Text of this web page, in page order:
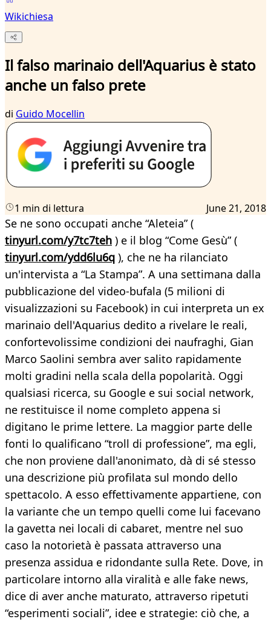
Wikichiesa
Il falso marinaio dell'Aquarius è stato
anche un falso prete
di Guido Mocellin
1 min di lettura June 21, 2018
Se ne sono occupati anche “Aleteia” (
tinyurl.com/y7tc7teh ) e il blog “Come Gesù” (
tinyurl.com/ydd6lu6q ), che ne ha rilanciato
un'intervista a “La Stampa”. A una settimana dalla
pubblicazione del video-bufala (5 milioni di
visualizzazioni su Facebook) in cui interpreta un ex
marinaio dell'Aquarius dedito a rivelare le reali,
confortevolissime condizioni dei naufraghi, Gian
Marco Saolini sembra aver salito rapidamente
molti gradini nella scala della popolarità. Oggi
qualsiasi ricerca, su Google e sui social network,
ne restituisce il nome completo appena si
digitano le prime lettere. La maggior parte delle
fonti lo qualificano “troll di professione”, ma egli,
che non proviene dall'anonimato, dà di sé stesso
una descrizione più profilata sul mondo dello
spettacolo. A esso effettivamente appartiene, con
la variante che un tempo quelli come lui facevano
la gavetta nei locali di cabaret, mentre nel suo
caso la notorietà è passata attraverso una
presenza assidua e ridondante sulla Rete. Dove, in
particolare intorno alla viralità e alle fake news,
dice di aver anche maturato, attraverso ripetuti
“esperimenti sociali”, idee e strategie: ciò che, a